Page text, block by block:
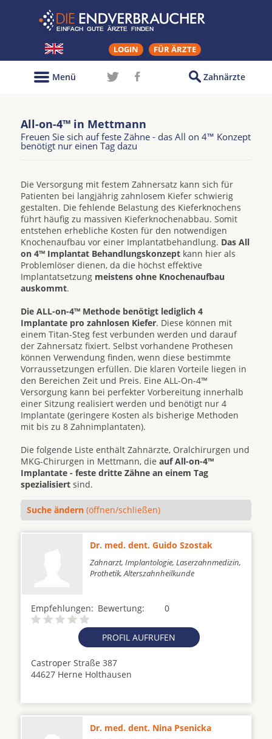
LOGIN FÜR ÄRZTE
Zahnärzte
Menü
All-on-4™ in Mettmann
Freuen Sie sich auf feste Zähne - das All on 4™ Konzept
benötigt nur einen Tag dazu
Die Versorgung mit festem Zahnersatz kann sich für
Patienten bei langjährig zahnlosem Kiefer schwierig
gestalten. Die fehlende Belastung des Kieferknochens
führt häufig zu massiven Kieferknochenabbau. Somit
entstehen erhebliche Kosten für den notwendigen
Knochenaufbau vor einer Implantatbehandlung. Das All
on 4™ Implantat Behandlungskonzept kann hier als
Problemlöser dienen, da die höchst effektive
Implantatsetzung meistens ohne Knochenaufbau
auskommt.
Die ALL-on-4™ Methode benötigt lediglich 4
Implantate pro zahnlosen Kiefer. Diese können mit
einem Titan-Steg fest verbunden werden und darauf
der Zahnersatz fixiert. Selbst vorhandene Prothesen
können Verwendung finden, wenn diese bestimmte
Vorraussetzungen erfüllen. Die klaren Vorteile liegen in
den Bereichen Zeit und Preis. Eine ALL-On-4™
Versorgung kann bei perfekter Vorbereitung innerhalb
einer Sitzung realisiert werden und benötigt nur 4
Implantate (geringere Kosten als bisherige Methoden
mit bis zu 8 Zahnimplantaten).
Die folgende Liste enthält Zahnärzte, Oralchirurgen und
MKG-Chirurgen in Mettmann, die auf All-on-4™
Implantate - feste dritte Zähne an einem Tag
spezialisiert sind.
Suche ändern (öffnen/schließen)
Dr. med. dent. Guido Szostak
Zahnarzt, Implantologie, Laserzahnmedizin,
Prothetik, Alterszahnheilkunde
Empfehlungen: 0
Bewertung:
PROFIL AUFRUFEN
Castroper Straße 387
44627 Herne Holthausen
Dr. med. dent. Nina Psenicka